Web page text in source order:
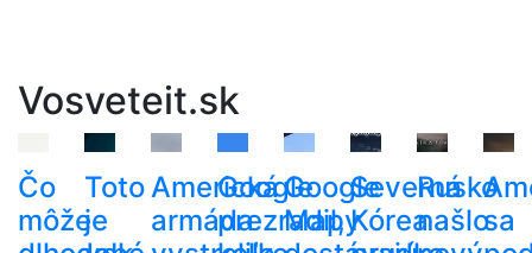
Vosveteit.sk
Čo
môže
Toto
je
Americká
armáda
Google
prezradil,
Google
Mapy
Severná
Kórea
Rusko
našlosa